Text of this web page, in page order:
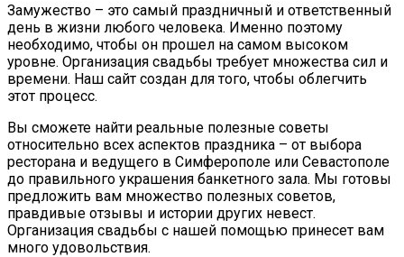
Замужество – это самый праздничный и ответственный
день в жизни любого человека. Именно поэтому
необходимо, чтобы он прошел на самом высоком
уровне. Организация свадьбы требует множества сил и
времени. Наш сайт создан для того, чтобы облегчить
этот процесс.
Вы сможете найти реальные полезные советы
относительно всех аспектов праздника – от выбора
ресторана и ведущего в Симферополе или Севастополе
до правильного украшения банкетного зала. Мы готовы
предложить вам множество полезных советов,
правдивые отзывы и истории других невест.
Организация свадьбы с нашей помощью принесет вам
много удовольствия.